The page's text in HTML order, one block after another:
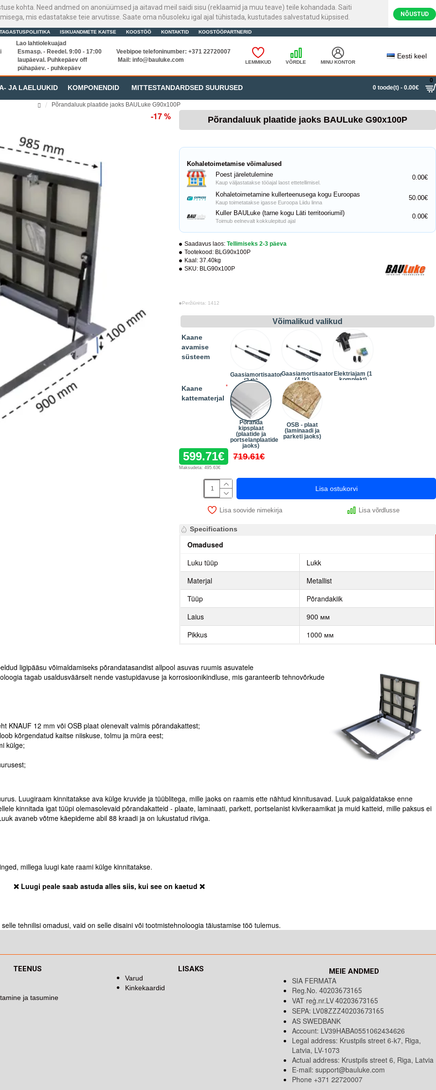
kohta. Need andmed on anonüümsed ja aitavad meil saidi sisu (reklaamid ja muu teave) teile kohandada. Saiti
mis edastatakse teie arvutisse. Saate oma nõusoleku igal ajal tühistada, kustutades salvestatud küpsised.
NÕUSTUD
TAGASTUSPOLIITIKA ISIKUANDMETE KAITSE KOOSTÖÖ KONTAKTID KOOSTÖÖPARTNERID
Lao lahtiolekuajad
Esmasp. - Reedel. 9:00 - 17:00
laupäeval. Puhkepäev off
pühapäev. - puhkepäev
Veebipoe telefoninumber: +371 22720007
Mail: info@bauluke.com LEMMIKUD VÕRDLE MINU KONTOR
Eesti keel
JA LAELUUKID KOMPONENDID MITTESTANDARDSED SUURUSED 0 toode(t) - 0.00€
0
Põrandaluuk plaatide jaoks BAULuke G90x100P
-17 % Põrandaluuk plaatide jaoks BAULuke G90x100P
Saadavus laos: Tellimiseks 2-3 päeva
Tootekood: BLG90x100P
Kaal: 37.40kg
SKU: BLG90x100P
Peržiūrėta: 1412
599.71€ 719.61€
Maksudeta: 495.63€
Võimalikud valikud
Kaane
avamise
süsteem
Gaasiamortisaator
(3 tk)
Gaasiamortisaator
(4 tk)
(+24.20€)
Elektriajam (1
komplekt)
Kaane
kattematerjal
Põranda
kipsplaat
(plaatide ja
portselanplaatide
jaoks)
OSB - plaat
(laminaadi ja
parketi jaoks)
Kohaletoimetamise võimalused
Poest järeletulemine
Kaup väljastatakse tööajal laost ettetellimisel.
0.00€
Kohaletoimetamine kullerteenusega kogu Euroopas
Kaup toimetatakse igasse Euroopa Liidu linna
50.00€
Kuller BAULuke (tarne kogu Läti territooriumil)
Toimub eelnevalt kokkulepitud ajal
0.00€
Lisa ostukorvi
Lisa soovide nimekirja Lisa võrdlusse
Specifications
Omadused
Luku tüüp
Lukk
Materjal
Metallist
Tüüp
Põrandakiik
Laius
900 мм
Pikkus
1000 мм
ligipääsu võimaldamiseks põrandatasandist allpool asuvas ruumis asuvatele
tagab usaldusväärselt nende vastupidavuse ja korrosioonikindluse, mis garanteerib tehnovõrkude
KNAUF 12 mm või OSB plaat olenevalt valmis põrandakattest;
kõrgendatud kaitse niiskuse, tolmu ja müra eest;
külge;
Luugiraam kinnitatakse ava külge kruvide ja tüüblitega, mille jaoks on raamis ette nähtud kinnitusavad. Luuk paigaldatakse enne
kinnitada igat tüüpi olemasolevaid põrandakatteid - plaate, laminaati, parkett, portselanist kivikeraamikat ja muid katteid, mille paksus ei
avaneb võtme käepideme abil 88 kraadi ja on lukustatud riiviga.
millega luugi kate raami külge kinnitatakse.
❌ Luugi peale saab astuda alles siis, kui see on kaetud ❌
tehnilisi omadusi, vaid on selle disaini või tootmistehnoloogia täiustamise töö tulemus.
TEENUS
ja tasumine
LISAKS
Varud
Kinkekaardid
MEIE ANDMED
SIA FERMATA
Reg.No. 40203673165
VAT reģ.nr.LV40203673165
SEPA: LV08ZZZ40203673165
AS SWEDBANK
Account: LV39HABA0551062434626
Legal address: Krustpils street 6-k7, Riga,
Latvia, LV-1073
Actual address: Krustpils street 6, Riga, Latvia
E-mail: support@bauluke.com
Phone +371 22720007